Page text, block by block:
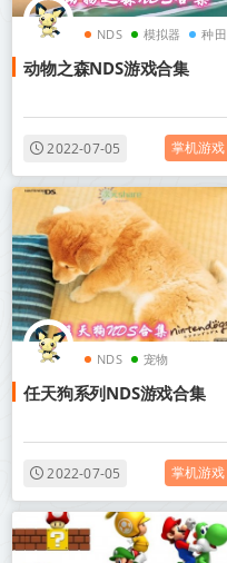
NDS 模拟器 种田
动物之森NDS游戏合集
2022-07-05 掌机游戏
NDS 宠物
cos美图
任天狗系列NDS游戏合集
2022-07-05 掌机游戏